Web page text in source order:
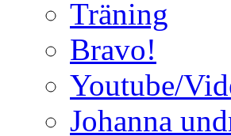
Träning
Bravo!
Youtube/
Johanna